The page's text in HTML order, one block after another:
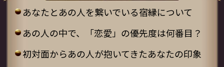
あなたとあの人を繋いでいる宿縁について
あの人の中で、「恋愛」の優先度は何番目？
初対面からあの人が抱いてきたあなたの印象